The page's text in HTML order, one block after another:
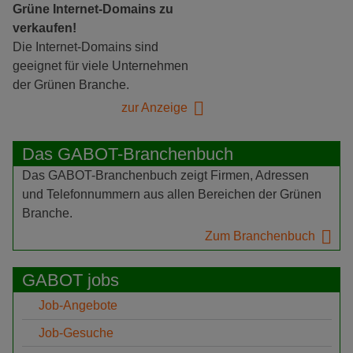
Grüne Internet-Domains zu
verkaufen!
Die Internet-Domains sind
geeignet für viele Unternehmen
der Grünen Branche.
zur Anzeige
Das GABOT-Branchenbuch
Das GABOT-Branchenbuch zeigt Firmen, Adressen
und Telefonnummern aus allen Bereichen der Grünen
Branche.
Zum Branchenbuch
GABOT jobs
Job-Angebote
Job-Gesuche